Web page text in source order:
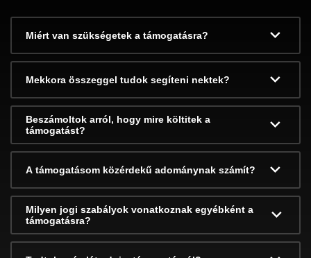
Miért van szükségetek a támogatásra?
Mekkora összeggel tudok segíteni nektek?
Beszámoltok arról, hogy mire költitek a
támogatást?
A támogatásom közérdekű adománynak számít?
Milyen jogi szabályok vonatkoznak egyébként a
támogatásra?